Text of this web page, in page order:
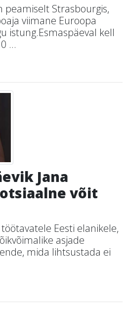
peamiselt Strasbourgis,
viimane Euroopa
istung.Esmaspäeval kell
...
Jana
võit
Eesti elanikele,
asjade
mida lihtsustada ei